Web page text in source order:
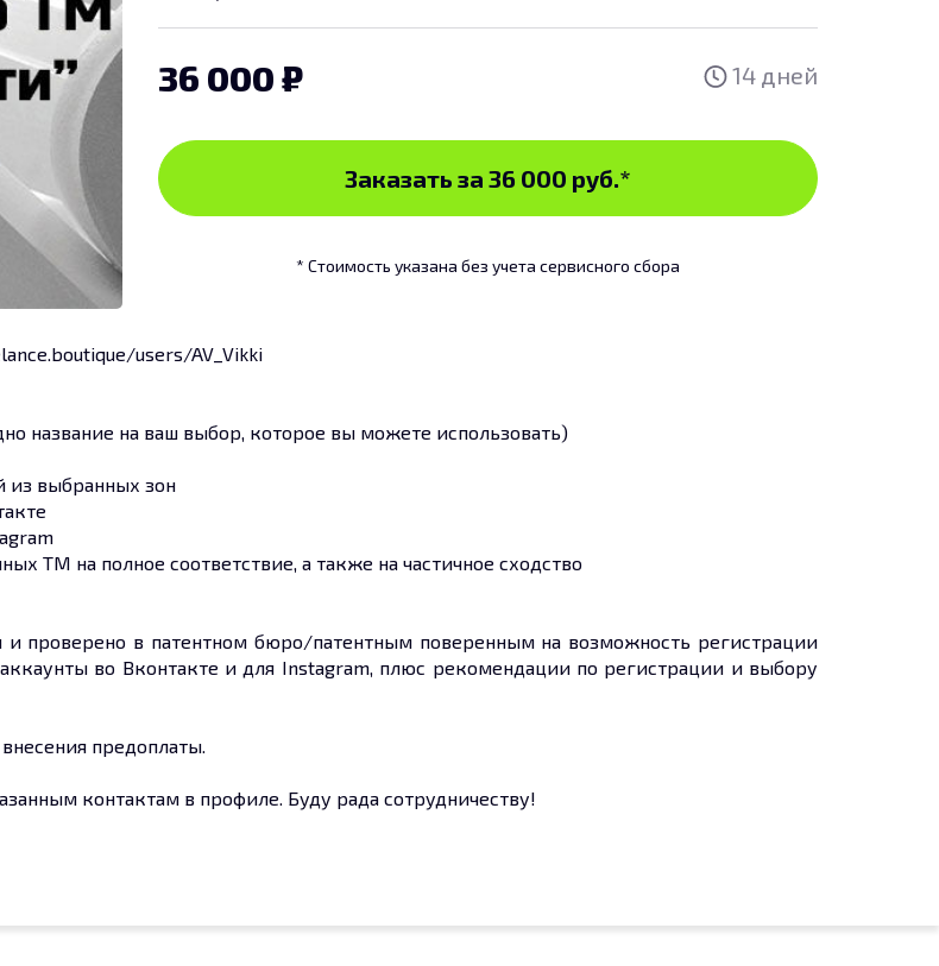
36 000 14 дней
Заказать за 36 000 руб.*
* Стоимость указана без учета сервисного сбора
users/AV_Vikki
название на ваш выбор, которое вы можете использовать)
из выбранных зон
ТМ на полное соответствие, а также на частичное сходство
проверено в патентном бюро/патентным поверенным на возможность регистрации
во Вконтакте и для Instagram, плюс рекомендации по регистрации и выбору
предоплаты.
контактам в профиле. Буду рада сотрудничеству!